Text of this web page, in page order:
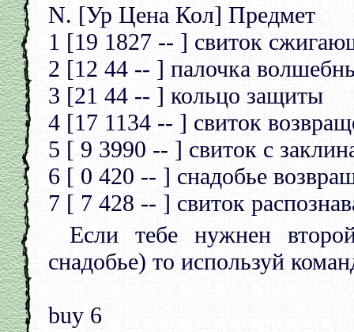
N. [Ур Цена Кол] Предмет
1 [19 1827 -- ] свиток
2 [12 44 -- ] палочка
3 [21 44 -- ] кольцо защиты
4 [17 1134 -- ] свиток
5 [ 9 3990 -- ] свиток с
6 [ 0 420 -- ] снадобье
7 [ 7 428 -- ] свиток
Если тебе нужнен
снадобье) то используй
buy 6